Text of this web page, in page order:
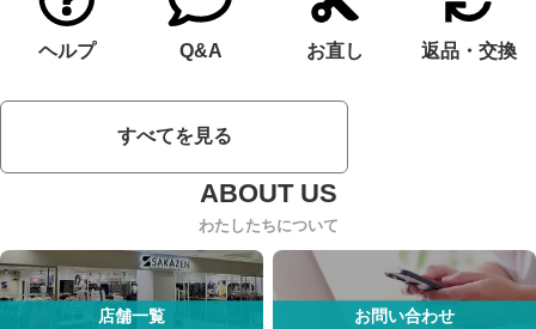
ヘルプ Q&A お直し 返品・交換
すべてを見る
わたしたちについて
店舗一覧 お問い合わせ